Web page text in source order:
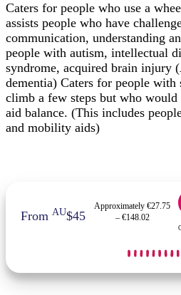
Caters for people who use a
assists people who have
communication, understanding
people with autism, intellectual
syndrome, acquired brain injury
dementia) Caters for people
climb a few steps but who
aid balance. (This includes
and mobility aids)
FromAU$45
Approximately €27.75
– €148.02